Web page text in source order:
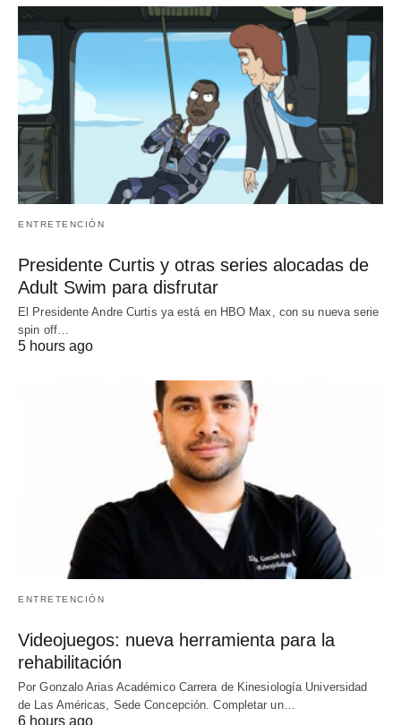
ENTRETENCIÓN
Presidente Curtis y otras series alocadas de
Adult Swim para disfrutar
El Presidente Andre Curtis ya está en HBO Max, con su nueva serie
spin off…
5 hours ago
ENTRETENCIÓN
Videojuegos: nueva herramienta para la
rehabilitación
Por Gonzalo Arias Académico Carrera de Kinesiología Universidad
de Las Américas, Sede Concepción. Completar un…
6 hours ago